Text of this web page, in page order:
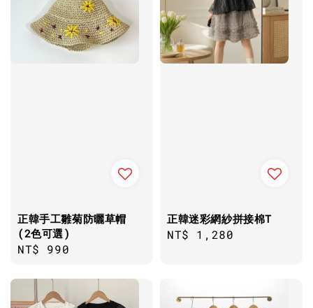
正韓手工雛菊防曬草帽
(2色可選)
Regular
NT$ 990
正韓迷彩網紗拼接棉T
Regular
NT$ 1,280